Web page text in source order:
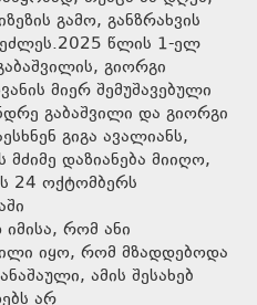
გამო, განზრახვის
წლის 1-ელ
გიორგი
მიერ შემუშავებული
გაბაშვილი და გიორგი
გიგა ავალიანს,
დაზიანება მიიღო,
24 ოქტომბერს
რომ ანი
იყო, რომ მზადდებოდა
ამის შესახებ
არ